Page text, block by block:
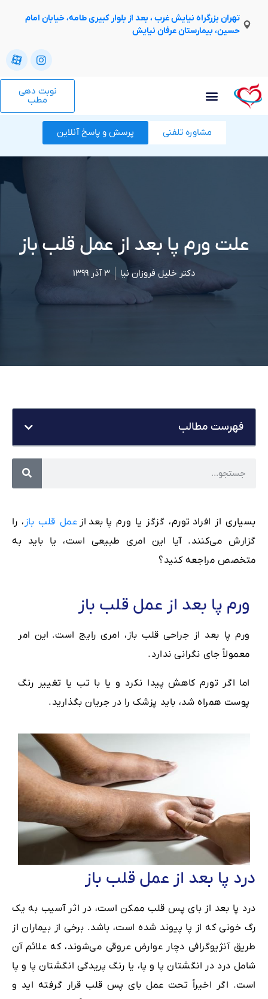
تهران بزرگراه نیایش غرب ، بعد از بلوار کبیری طامه، خیابان امام
حسین، بیمارستان عرفان نیایش
نوبت دهی
مطب
مشاوره تلفنی پرسش و پاسخ آنلاین
علت ورم پا بعد از عمل قلب باز
دکتر خلیل فروزان نیا ۳ آذر ۱۳۹۹
بسیاری از افراد تورم، گزگز یا ورم پا بعد از عمل قلب باز ، را
گزارش می‌کنند. آیا این امری طبیعی است، یا باید به
متخصص مراجعه کنید؟
ورم پا بعد از عمل قلب باز
ورم پا بعد از جراحی قلب باز، امری رایج است. این امر
معمولاً جای نگرانی ندارد.
اما اگر تورم کاهش پیدا نکرد و یا با تب یا تغییر رنگ
پوست همراه شد، باید پزشک را در جریان بگذارید.
درد پا بعد از عمل قلب باز
درد پا بعد از بای پس قلب ممکن است، در اثر آسیب به یک
رگ خونی که از پا پیوند شده است، باشد. برخی از بیماران از
طریق آنژیوگرافی دچار عوارض عروقی می‌شوند، که علائم آن
شامل درد در انگشتان پا و پا، یا رنگ پریدگی انگشتان پا و پا
است. اگر اخیراً تحت عمل بای پس قلب قرار گرفته اید و
فهرست مطالب